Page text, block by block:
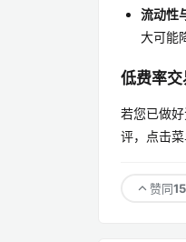
流动性
大可能
低费率交
若您已做
评，点击菜
赞同